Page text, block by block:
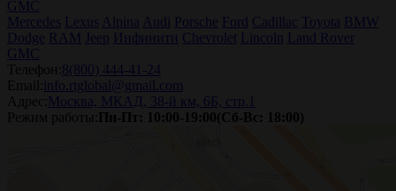
GMC
Mercedes Lexus Alpina Audi Porsche Ford Cadillac Toyota BMW
Dodge RAM Jeep Инфинити Chevrolet Lincoln
Land Rover
GMC
Телефон: 8(800) 444-41-24
Email:
info.rtglobal@gmail.com
Адрес:
Москва, МКАД, 38-й км, 6Б, стр.1
Режим работы:
Пн-Пт: 10:00-19:00(Сб-Вс: 18:00)